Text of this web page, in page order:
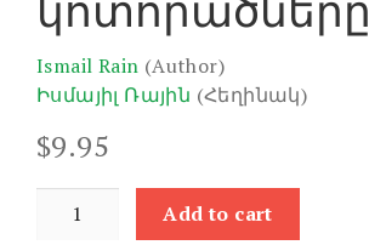
Ismail Rain (Author)
Իսմայիլ Ռային (Հեղինակ)
$9.95
Hayeri
Kotoratsnere
Add to cart